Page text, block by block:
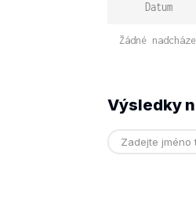
Datum
Žádné
Výsledky